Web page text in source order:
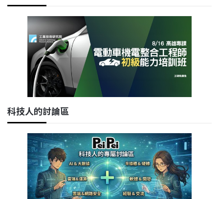
科技人的討論區